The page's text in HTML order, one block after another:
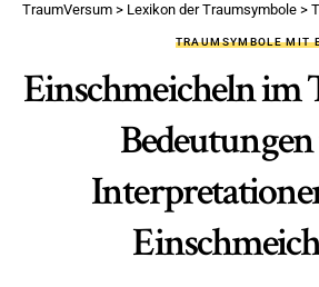
TraumVersum > Lexikon der Traumsymbole >
TRAUMSYMBOLE MIT
Einschmeicheln im